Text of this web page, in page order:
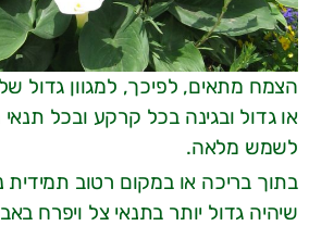
הצמח מתאים, לפיכך, למגוון גדול
או גדול ובגינה בכל קרקע ובכל
לשמש מלאה.
בתוך בריכה או במקום רטוב
שיהיה גדול יותר בתנאי צל ויפרח